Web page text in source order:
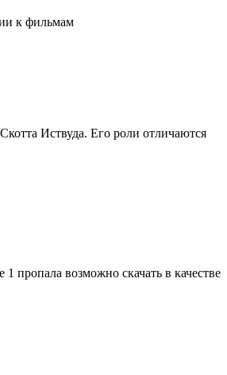
к фильмам
Иствуда. Его роли отличаются
1 пропала возможно скачать в качестве